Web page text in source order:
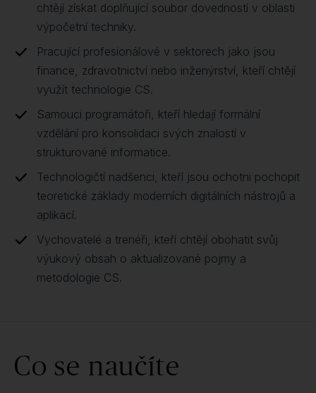
chtějí získat doplňující soubor dovedností v oblasti
výpočetní techniky.
Pracující profesionálové v sektorech jako jsou
finance, zdravotnictví nebo inženýrství, kteří chtějí
využít technologie CS.
Samouci programátoři, kteří hledají formální
vzdělání pro konsolidaci svých znalostí v
strukturované informatice.
Technologičtí nadšenci, kteří jsou ochotni pochopit
teoretické základy moderních digitálních nástrojů a
aplikací.
Vychovatelé a trenéři, kteří chtějí obohatit svůj
výukový obsah o aktualizované pojmy a
metodologie CS.
Co se naučíte